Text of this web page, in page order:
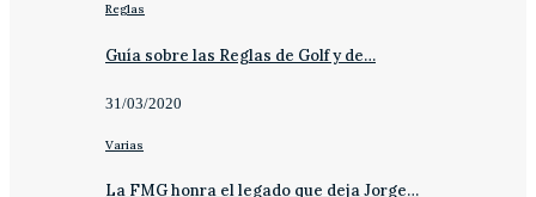
Reglas
Guía sobre las Reglas de Golf y de…
31/03/2020
Varias
La FMG honra el legado que deja Jorge…